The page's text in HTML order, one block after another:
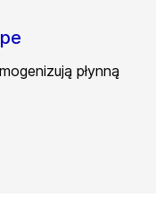
płynną